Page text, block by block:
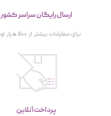
ارسال رایگان سراسر کشور
برای سفارشات بیشتر از 500 هزار تومان
پرداخت آنلاین